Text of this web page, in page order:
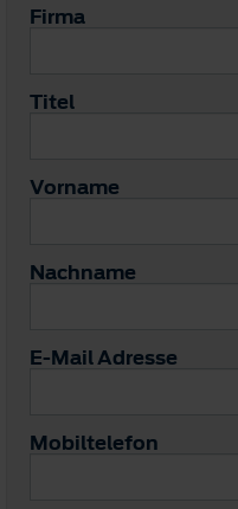
Firma
Titel
Vorname
Nachname
E-Mail Adresse
Mobiltelefon